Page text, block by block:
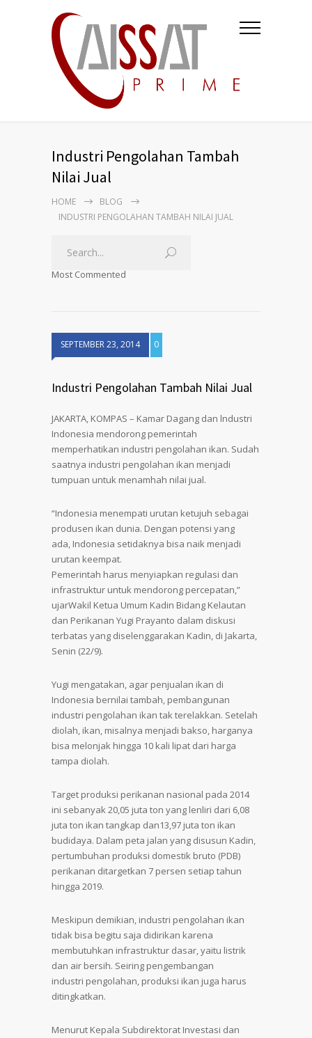
Industri Pengolahan Tambah
Nilai Jual
HOME
BLOG
INDUSTRI PENGOLAHAN TAMBAH NILAI JUAL
Most Commented
SEPTEMBER 23, 2014 0
Industri Pengolahan Tambah Nilai Jual
JAKARTA, KOMPAS – Kamar Dagang dan lndustri
Indonesia mendorong pemerintah
memperhatikan industri pengolahan ikan. Sudah
saatnya industri pengolahan ikan menjadi
tumpuan untuk menamhah nilai jual.
“Indonesia menempati urutan ketujuh sebagai
produsen ikan dunia. Dengan potensi yang
ada, Indonesia setidaknya bisa naik menjadi
urutan keempat.
Pemerintah harus menyiapkan regulasi dan
infrastruktur untuk mendorong percepatan,”
ujarWakil Ketua Umum Kadin Bidang Kelautan
dan Perikanan Yugi Prayanto dalam diskusi
terbatas yang diselenggarakan Kadin, di Jakarta,
Senin (22/9).
Yugi mengatakan, agar penjualan ikan di
Indonesia bernilai tambah, pembangunan
industri pengolahan ikan tak terelakkan. Setelah
diolah, ikan, misalnya menjadi bakso, harganya
bisa melonjak hingga 10 kali lipat dari harga
tampa diolah.
Target produksi perikanan nasional pada 2014
ini sebanyak 20,05 juta ton yang lenliri dari 6,08
juta ton ikan tangkap dan13,97 juta ton ikan
budidaya. Dalam peta jalan yang disusun Kadin,
pertumbuhan produksi domestik bruto (PDB)
perikanan ditargetkan 7 persen setiap tahun
hingga 2019.
Meskipun demikian, industri pengolahan ikan
tidak bisa begitu saja didirikan karena
membutuhkan infrastruktur dasar, yaitu listrik
dan air bersih. Seiring pengembangan
industri pengolahan, produksi ikan juga harus
ditingkatkan.
Menurut Kepala Subdirektorat Investasi dan